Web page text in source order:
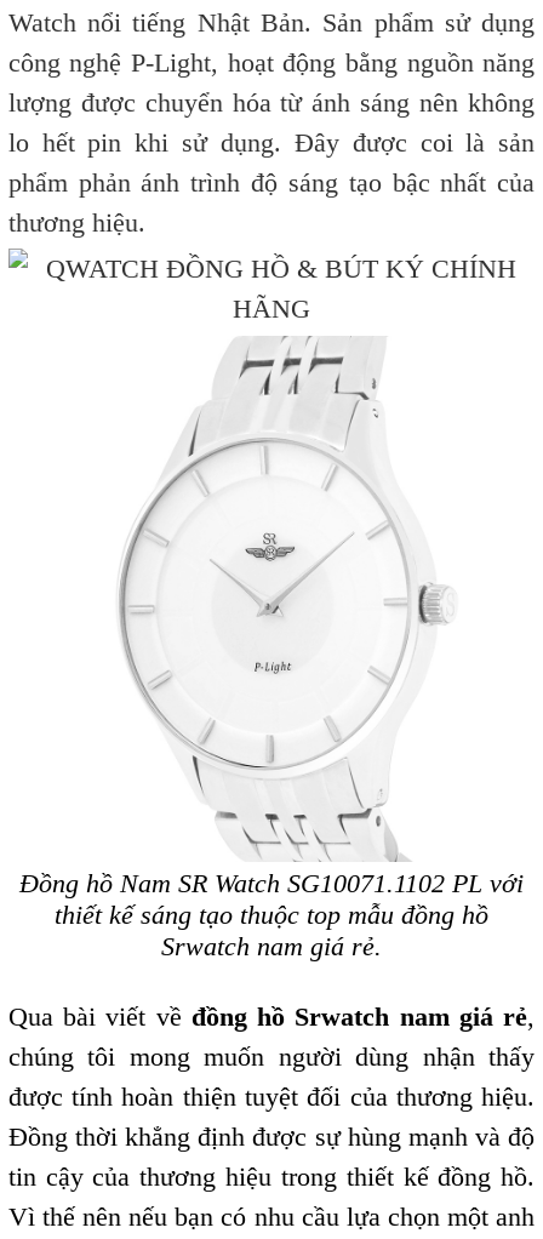
Watch nổi tiếng Nhật Bản. Sản phẩm sử dụng
công nghệ P-Light, hoạt động bằng nguồn năng
lượng được chuyển hóa từ ánh sáng nên không
lo hết pin khi sử dụng. Đây được coi là sản
phẩm phản ánh trình độ sáng tạo bậc nhất của
thương hiệu.
Đồng hồ Nam SR Watch SG10071.1102 PL với
thiết kế sáng tạo thuộc top mẫu đồng hồ
Srwatch nam giá rẻ.
Qua bài viết về đồng hồ Srwatch nam giá rẻ,
chúng tôi mong muốn người dùng nhận thấy
được tính hoàn thiện tuyệt đối của thương hiệu.
Đồng thời khẳng định được sự hùng mạnh và độ
tin cậy của thương hiệu trong thiết kế đồng hồ.
Vì thế nên nếu bạn có nhu cầu lựa chọn một anh